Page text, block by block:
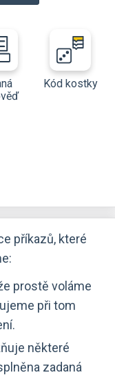
Kód kostky
příkazů, které
prostě voláme
při tom
některé
zadaná